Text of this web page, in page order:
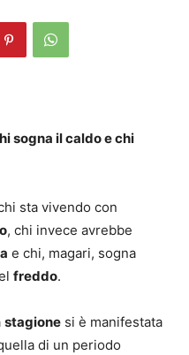
sogna il caldo e chi
chi sta vivendo con
, chi invece avrebbe
e chi, magari, sogna
freddo.
stagione si è manifestata
di un periodo